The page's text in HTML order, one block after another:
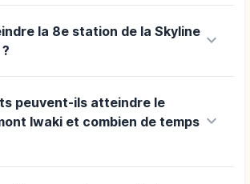
la 8e station de la Skyline keyboard_arrow_down
peuvent-ils atteindre le
Iwaki et combien de temps keyboard_arrow_down